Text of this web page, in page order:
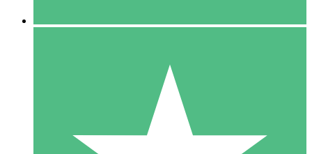
US$1500
10 Download
20